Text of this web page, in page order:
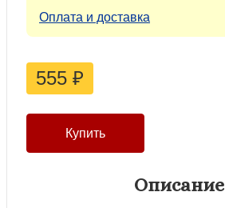
Оплата и доставка
555 ₽
Описание